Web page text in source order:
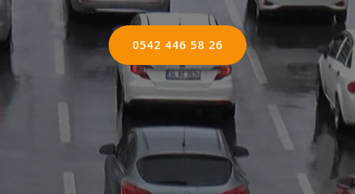
0542 446 58 26